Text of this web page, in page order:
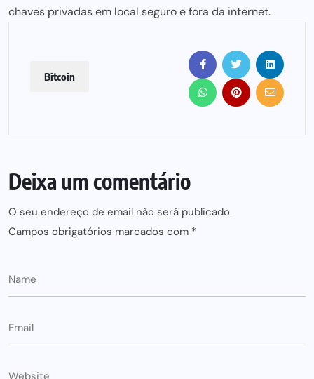
chaves privadas em local seguro e fora da internet.
Bitcoin
Deixa um comentário
O seu endereço de email não será publicado.
Campos obrigatórios marcados com *